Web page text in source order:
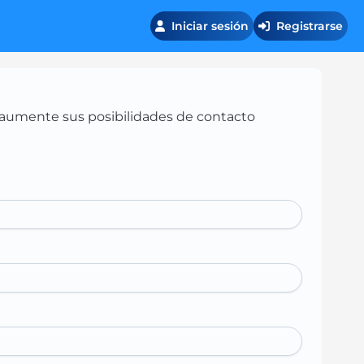
Iniciar sesión Registrarse
sus posibilidades de contacto